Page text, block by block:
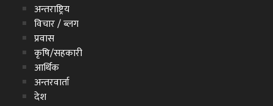
अन्तराष्ट्रिय
विचार / ब्लग
प्रवास
कृषि/सहकारी
आर्थिक
अन्तरवार्ता
देश